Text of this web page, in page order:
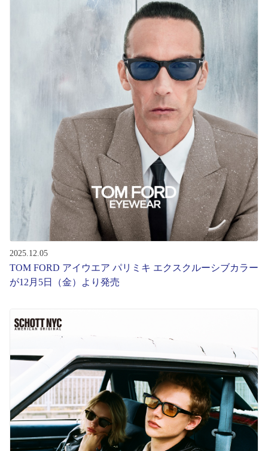
パリミキについて
採用情報
お問い合わせ
2025.12.05
TOM FORD アイウエア パリミキ エクスクルーシブカラー
が12月5日（金）より発売